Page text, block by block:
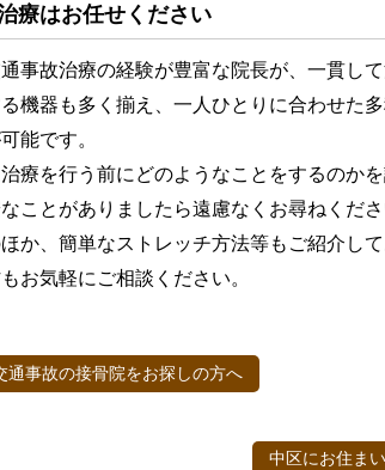
療はお任せください
事故治療の経験が豊富な院長が、一貫して
機器も多く揃え、一人ひとりに合わせた
能です。
療を行う前にどのようなことをするのか
ことがありましたら遠慮なくお尋ねくださ
か、簡単なストレッチ方法等もご紹介し
お気軽にご相談ください。
通事故の接骨院をお探しの方へ
中区にお住ま